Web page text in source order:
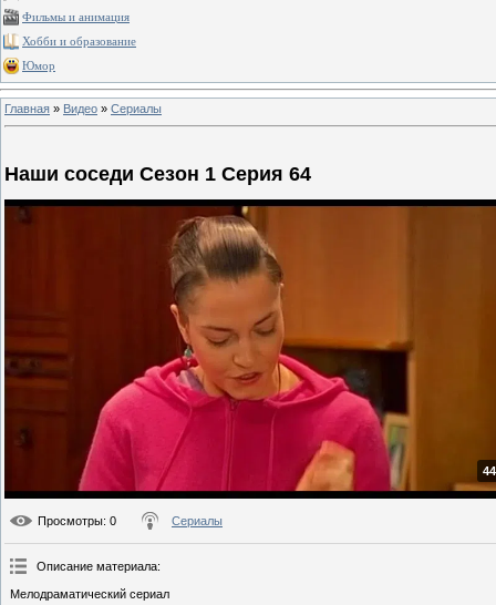
Фильмы и анимация
Хобби и образование
Юмор
Главная » Видео » Сериалы
Наши соседи Сезон 1 Серия 64
Просмотры: 0 Сериалы
Описание материала:
Мелодраматический сериал